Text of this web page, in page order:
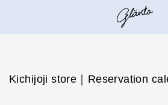
Kichijoji store｜Reservation